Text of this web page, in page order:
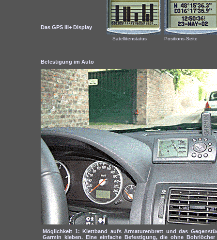
Das GPS III+ Display
Befestigung im Auto
Möglichkeit 1: Klettband aufs Armaturenbrett und das
Garmin kleben. Eine einfache Befestigung, die ohne Bohrlöcher
Satellitenstatus Positions-Seite